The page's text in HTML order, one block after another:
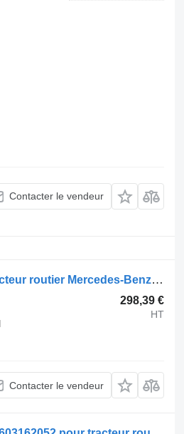
Contacter le vendeur
Sellette d'attelage MERCEDES-BENZ, JOST JSK42K0 pour tracteur routier Mercedes-Benz Actros MP5 (2019-)
298,39 €
HT
Contacter le vendeur